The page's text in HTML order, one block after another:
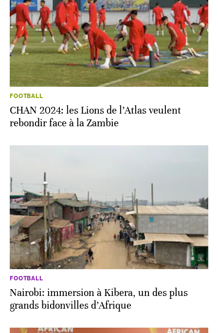
FOOTBALL
CHAN 2024: les Lions de l’Atlas veulent
rebondir face à la Zambie
FOOTBALL
Nairobi: immersion à Kibera, un des plus
grands bidonvilles d’Afrique